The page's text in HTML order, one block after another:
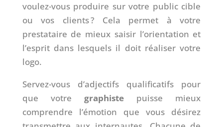
voulez-vous produire sur votre public cible
ou vos clients ? Cela permet à votre
prestataire de mieux saisir l’orientation et
l’esprit dans lesquels il doit réaliser votre
logo.
Servez-vous d’adjectifs qualificatifs pour
que votre graphiste puisse mieux
comprendre l’émotion que vous désirez